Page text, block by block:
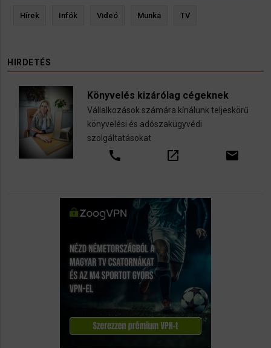
Hírek Infók Videó Munka TV
HIRDETÉS
Könyvelés kizárólag cégeknek
Vállalkozások számára kínálunk teljeskörű
könyvelési és adószakügyvédi
szolgáltatásokat
call open_in_new email